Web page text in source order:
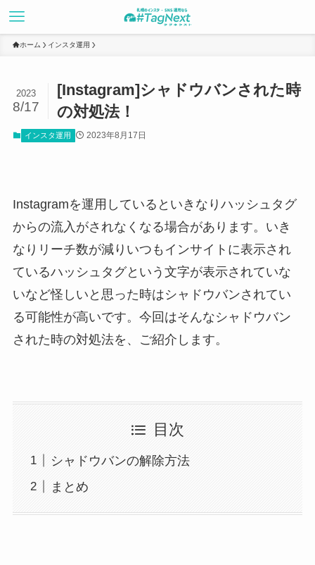
ホーム インスタ運用
[Instagram]シャドウバンされた時
の対処法！
2023
8/17
インスタ運用 2023年8月17日
Instagramを運用しているといきなりハッシュタグ
からの流入がされなくなる場合があります。いき
なりリーチ数が減りいつもインサイトに表示され
ているハッシュタグという文字が表示されていな
いなど怪しいと思った時はシャドウバンされてい
る可能性が高いです。今回はそんなシャドウバン
された時の対処法を、ご紹介します。
目次
シャドウバンの解除方法
まとめ